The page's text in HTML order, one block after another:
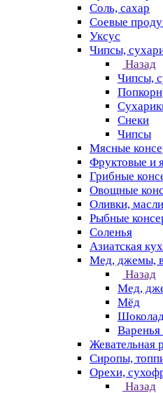
Соль, сахар
Соевые
Уксус
Чипсы,
Назад
Чипсы,
Попкорн
Снеки
Чипсы
Мясные
Фруктовые и
Грибные
Овощные
Оливки,
Рыбные
Соленья
Азиатская
Мед, джемы,
Назад
Мед,
Мёд
Жевательная
Сиропы,
Орехи,
Назад